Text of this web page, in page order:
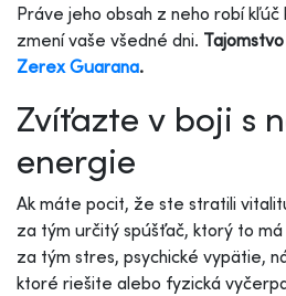
Práve jeho obsah z neho robí
zmení vaše všedné dni.
Zerex Guarana.
Zvíťazte v boji s
energie
Ak máte pocit, že ste stratili
za tým určitý spúšťač, ktorý to
za tým stres, psychické vypätie,
ktoré riešite alebo fyzická